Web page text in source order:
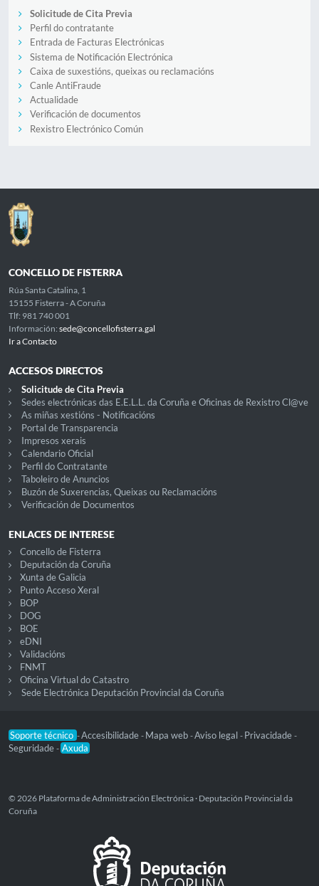
Solicitude de Cita Previa
Perfil do contratante
Entrada de Facturas Electrónicas
Sistema de Notificación Electrónica
Caixa de suxestións, queixas ou reclamacións
Canle AntiFraude
Actualidade
Verificación de documentos
Rexistro Electrónico Común
CONCELLO DE FISTERRA
Rúa Santa Catalina, 1
15155 Fisterra - A Coruña
Tlf: 981 740 001
Información: sede@concellofisterra.gal
Ir a Contacto
ACCESOS DIRECTOS
Solicitude de Cita Previa
Sedes electrónicas das E.E.L.L. da Coruña e Oficinas de Rexistro Cl@ve
As miñas xestións - Notificacións
Portal de Transparencia
Impresos xerais
Calendario Oficial
Perfil do Contratante
Taboleiro de Anuncios
Buzón de Suxerencias, Queixas ou Reclamacións
Verificación de Documentos
ENLACES DE INTERESE
Concello de Fisterra
Deputación da Coruña
Xunta de Galicia
Punto Acceso Xeral
BOP
DOG
BOE
eDNI
Validacións
FNMT
Oficina Virtual do Catastro
Sede Electrónica Deputación Provincial da Coruña
Soporte técnico -Accesibilidade - Mapa web -Aviso legal - Privacidade -
Seguridade - Axuda
© 2026 Plataforma de Administración Electrónica · Deputación Provincial da
Coruña